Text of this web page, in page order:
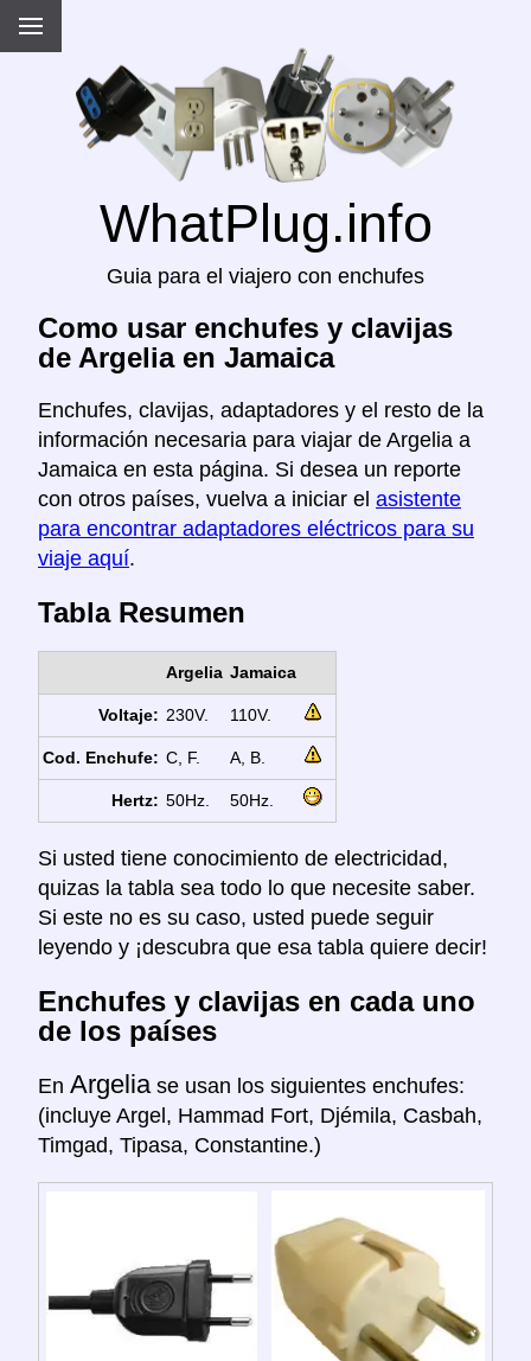
WhatPlug.info
Guia para el viajero con enchufes
Como usar enchufes y clavijas
de Argelia en Jamaica
Enchufes, clavijas, adaptadores y el resto de la
información necesaria para viajar de Argelia a
Jamaica en esta página. Si desea un reporte
con otros países, vuelva a iniciar el asistente
para encontrar adaptadores eléctricos para su
viaje aquí.
Tabla Resumen
Argelia Jamaica
Voltaje: 230V. 110V.
Cod. Enchufe: C, F. A, B.
Hertz: 50Hz. 50Hz.
Si usted tiene conocimiento de electricidad,
quizas la tabla sea todo lo que necesite saber.
Si este no es su caso, usted puede seguir
leyendo y ¡descubra que esa tabla quiere decir!
Enchufes y clavijas en cada uno
de los países
En Argelia se usan los siguientes enchufes:
(incluye Argel, Hammad Fort, Djémila, Casbah,
Timgad, Tipasa, Constantine.)